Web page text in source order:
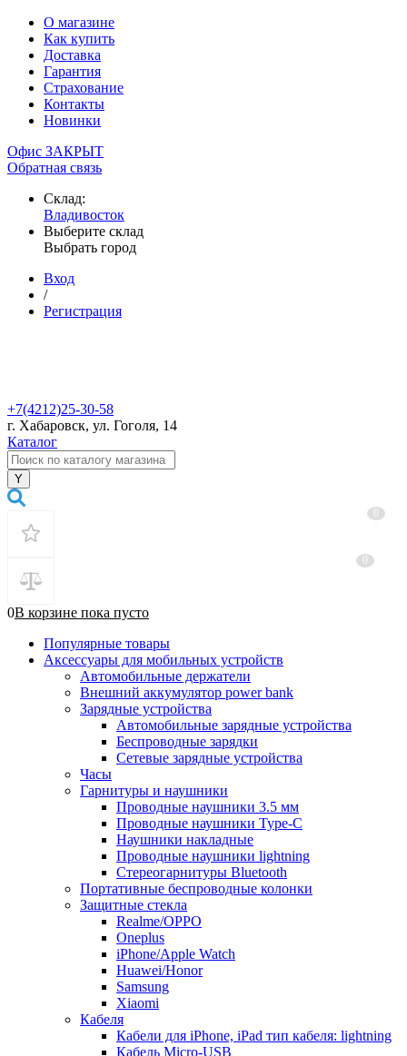
О магазине
Как купить
Доставка
Гарантия
Страхование
Контакты
Новинки
Офис ЗАКРЫТ
Обратная связь
Склад:
Владивосток
Выберите склад
Выбрать город
Вход
/
Регистрация
+7(4212)25-30-58
г. Хабаровск, ул. Гоголя, 14
Каталог
0В корзине пока пусто
Популярные товары
Аксессуары для мобильных устройств
Автомобильные держатели
Внешний аккумулятор power bank
Зарядные устройства
Автомобильные зарядные устройства
Беспроводные зарядки
Сетевые зарядные устройства
Часы
Гарнитуры и наушники
Проводные наушники 3.5 мм
Проводные наушники Type-C
Наушники накладные
Проводные наушники lightning
Стереогарнитуры Bluetooth
Портативные беспроводные колонки
Защитные стекла
Realme/OPPO
Oneplus
iPhone/Apple Watch
Huawei/Honor
Samsung
Xiaomi
Кабеля
Кабели для iPhone, iPad тип кабеля: lightning
Кабель Micro-USB